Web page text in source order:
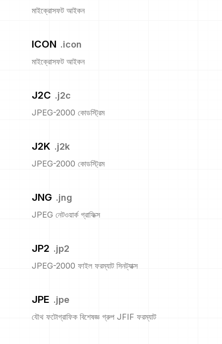
মাইক্রোসফট আইকন
ICON .icon
মাইক্রোসফট আইকন
J2C .j2c
JPEG-2000 কোডস্ট্রিম
J2K .j2k
JPEG-2000 কোডস্ট্রিম
JNG .jng
JPEG নেটওয়ার্ক গ্রাফিক্স
JP2 .jp2
JPEG-2000 ফাইল ফরম্যাট সিনট্যাক্স
JPE .jpe
যৌথ ফটোগ্রাফিক বিশেষজ্ঞ গ্রুপ JFIF ফরম্যাট